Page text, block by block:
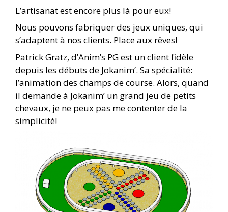
L’artisanat est encore plus là pour eux!
Nous pouvons fabriquer des jeux uniques, qui
s’adaptent à nos clients. Place aux rêves!
Patrick Gratz, d’Anim’s PG est un client fidèle
depuis les débuts de Jokanim’. Sa spécialité:
l’animation des champs de course. Alors, quand
il demande à Jokanim’ un grand jeu de petits
chevaux, je ne peux pas me contenter de la
simplicité!